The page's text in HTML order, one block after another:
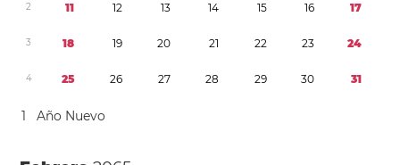
2 11 12 13 14 15 16 17
3 18 19 20 21 22 23 24
4 25 26 27 28 29 30 31
1 Año Nuevo